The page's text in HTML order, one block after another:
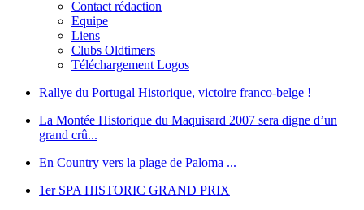
Contact rédaction
Equipe
Liens
Clubs Oldtimers
Téléchargement Logos
Rallye du Portugal Historique, victoire franco-belge !
La Montée Historique du Maquisard 2007 sera digne d’un
grand crû...
En Country vers la plage de Paloma ...
1er SPA HISTORIC GRAND PRIX